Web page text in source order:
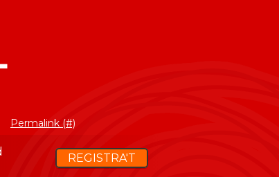
Permalink (#)
REGISTRA'T